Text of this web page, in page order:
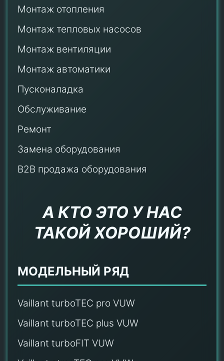
Монтаж отопления
Монтаж тепловых насосов
Монтаж вентиляции
Монтаж автоматики
Пусконаладка
Обслуживание
Ремонт
Замена оборудования
B2B продажа оборудования
А КТО ЭТО У НАС
ТАКОЙ ХОРОШИЙ?
МОДЕЛЬНЫЙ РЯД
Vaillant turboTEC pro VUW
Vaillant turboTEC plus VUW
Vaillant turboFIT VUW